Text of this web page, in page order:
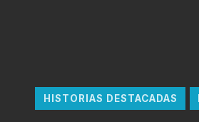
HISTORIAS DESTACADAS